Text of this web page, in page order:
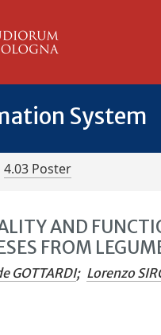
System
4.03 Poster
AND
FROM
GOTTARDI; Lorenzo